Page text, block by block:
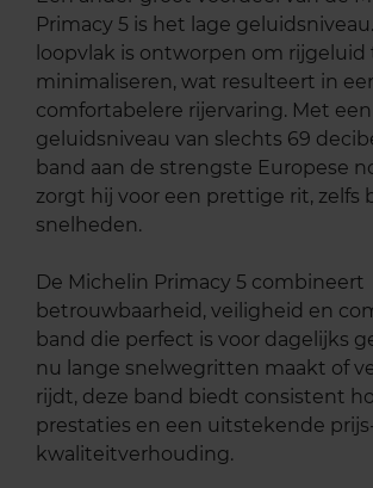
Primacy 5 is het lage
loopvlak is ontworpen om rijgeluid
minimaliseren, wat resulteert in
comfortabelere rijervaring. Met
geluidsniveau van slechts 69
band aan de strengste Europese
zorgt hij voor een prettige rit, zelfs
snelheden.
De Michelin Primacy 5 combineert
betrouwbaarheid, veiligheid en
band die perfect is voor dagelijks
nu lange snelwegritten maakt of
rijdt, deze band biedt consistent
prestaties en een uitstekende
kwaliteitverhouding.